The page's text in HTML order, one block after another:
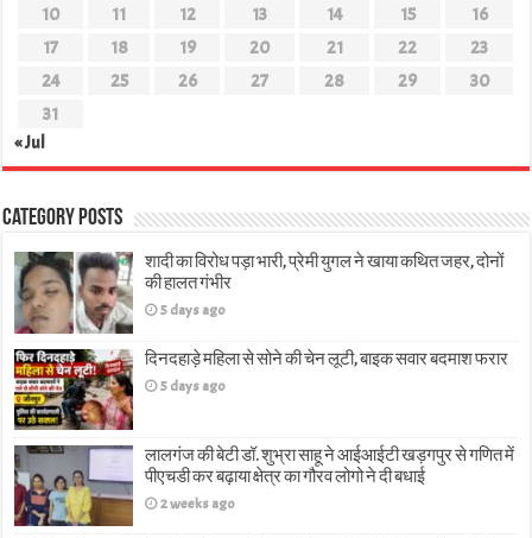
10
11 12 13 14 15
16
17
18 19 20 21 22
23
24
25 26 27 28 29
30
31
« Jul
Category Posts
शादी का विरोध पड़ा भारी, प्रेमी युगल ने खाया कथित जहर, दोनों
की हालत गंभीर
5 days ago
दिनदहाड़े महिला से सोने की चेन लूटी, बाइक सवार बदमाश फरार
5 days ago
लालगंज की बेटी डॉ. शुभ्रा साहू ने आईआईटी खड़गपुर से गणित में
पीएचडी कर बढ़ाया क्षेत्र का गौरव लोगो ने दी बधाई
2 weeks ago